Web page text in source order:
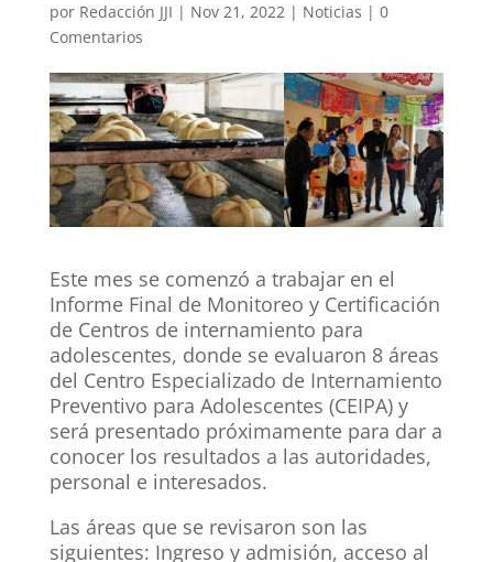
por Redacción JJI | Nov 21, 2022| Noticias | 0
Comentarios
Este mes se comenzó a trabajar en el
Informe Final de Monitoreo y Certificación
de Centros de internamiento para
adolescentes, donde se evaluaron 8 áreas
del Centro Especializado de Internamiento
Preventivo para Adolescentes (CEIPA) y
será presentado próximamente para dar a
conocer los resultados a las autoridades,
personal e interesados.
Las áreas que se revisaron son las
siguientes: Ingreso y admisión, acceso al